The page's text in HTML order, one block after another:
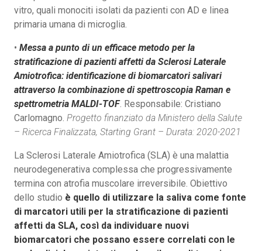
vitro, quali monociti isolati da pazienti con AD e linea
primaria umana di microglia.
• Messa a punto di un efficace metodo per la
stratificazione di pazienti affetti da Sclerosi Laterale
Amiotrofica: identificazione di biomarcatori salivari
attraverso la combinazione di spettroscopia Raman e
spettrometria MALDI-TOF. Responsabile: Cristiano
Carlomagno. Progetto finanziato da Ministero della Salute
– Ricerca Finalizzata, Starting Grant – Durata: 2020-2021
La Sclerosi Laterale Amiotrofica (SLA) è una malattia
neurodegenerativa complessa che progressivamente
termina con atrofia muscolare irreversibile. Obiettivo
dello studio è quello di utilizzare la saliva come fonte
di marcatori utili per la stratificazione di pazienti
affetti da SLA, così da individuare nuovi
biomarcatori che possano essere correlati con le